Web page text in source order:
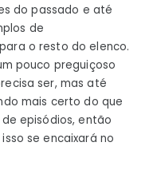
do passado e até
de
o resto do elenco.
pouco preguiçoso
ser, mas até
mais certo do que
episódios, então
se encaixará no